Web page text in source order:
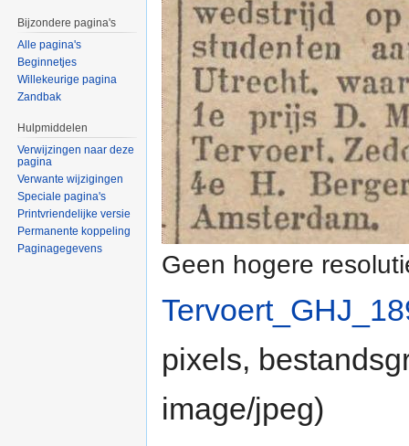
Geen hogere
pixels,
image/jpeg)
Bijzondere pagina's
Alle pagina's
Beginnetjes
Willekeurige pagina
Zandbak
Hulpmiddelen
Verwijzingen naar deze
pagina
Verwante wijzigingen
Speciale pagina's
Printvriendelijke versie
Permanente koppeling
Paginagegevens